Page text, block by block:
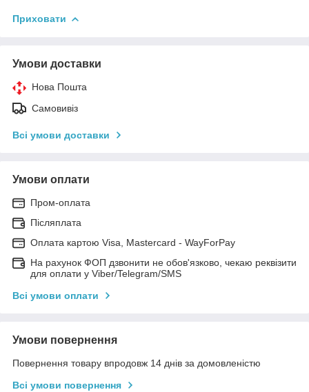
Приховати
Умови доставки
Нова Пошта
Самовивіз
Всі умови доставки
Умови оплати
Пром-оплата
Післяплата
Оплата картою Visa, Mastercard - WayForPay
На рахунок ФОП дзвонити не обов'язково, чекаю реквізити
для оплати у Viber/Telegram/SMS
Всі умови оплати
Умови повернення
Повернення товару впродовж 14 днів за домовленістю
Всі умови повернення